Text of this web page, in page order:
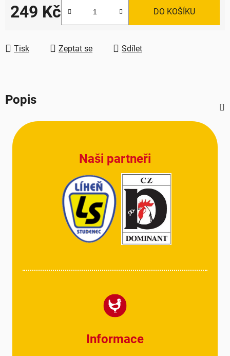
249 Kč DO KOŠÍKU
Tisk Zeptat se Sdílet
Popis
Naši partneři
Informace